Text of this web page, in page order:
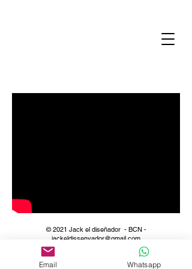
© 2021 Jack el diseñador - BCN -
jackeldissenyador@gmail.com
Email Whatsapp